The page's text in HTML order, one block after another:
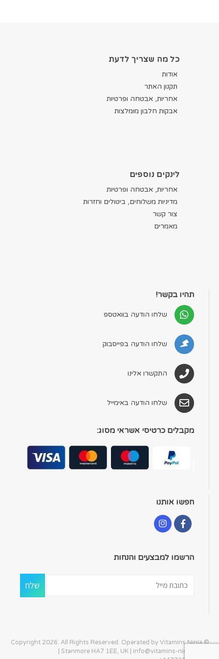
כל מה שצריך לדעת
אודות
תקנון האתר
אחריות, אבטחה ופרטיות
אבקות חלבון מומלצות
לינקים נוספים
אחריות, אבטחה ופרטיות
מדיניות משלוחים, ביטולים וחזרות
צור קשר
מאמרים
תהיו בקשר!
שלחו הודעה בוואטספ
שלחו הודעה בפייסבוק
התקשרו אלינו
שלחו הודעה באימייל
מקבלים כרטיסי אשראי מסוג:
חפשו אותנו
הרשמו למבצעים והנחות
© Copyright 2026. All Rights Reserved. Operated by Vitamins Ninja
| Stanmore HA7 1EE, UK | info@vitamins-ninja.com